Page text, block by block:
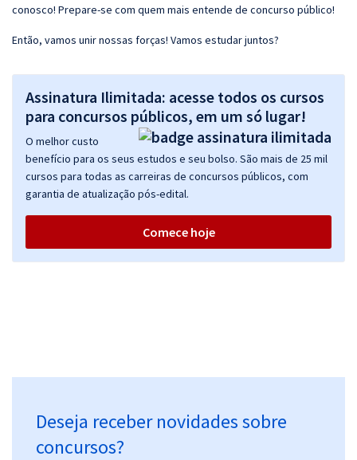
conosco! Prepare-se com quem mais entende de concurso público!
Então, vamos unir nossas forças! Vamos estudar juntos?
Assinatura Ilimitada: acesse todos os cursos
para concursos públicos, em um só lugar!
O melhor custo
benefício para os seus estudos e seu bolso. São mais de 25 mil
cursos para todas as carreiras de concursos públicos, com
garantia de atualização pós-edital.
Comece hoje
Deseja receber novidades sobre
concursos?